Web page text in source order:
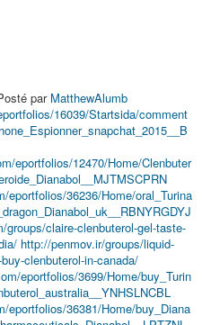
par MatthewAlumb
16039/Startsida/comment
eportfolios/12470/Home/Clenbuter
36236/Home/oral_Turina
claire-clenbuterol-gel-taste-
http://penmov.ir/groups/liquid-
clenbuterol-in-canada/
eportfolios/3699/Home/buy_Turin
eportfolios/36381/Home/buy_Diana